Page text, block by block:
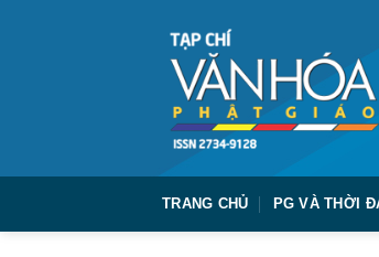
TRANG CHỦ PG VÀ THỜI